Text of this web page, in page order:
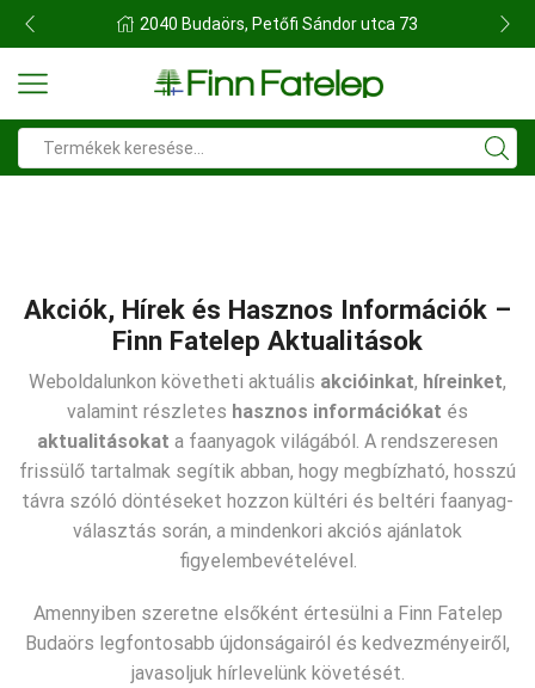
FINN FATELEP BUDAÖRS
input
Akciók, Hírek és Hasznos Információk –
Finn Fatelep Aktualitások
Weboldalunkon követheti aktuális akcióinkat, híreinket,
valamint részletes hasznos információkat és
aktualitásokat a faanyagok világából. A rendszeresen
frissülő tartalmak segítik abban, hogy megbízható, hosszú
távra szóló döntéseket hozzon kültéri és beltéri faanyag-
választás során, a mindenkori akciós ajánlatok
figyelembevételével.
Amennyiben szeretne elsőként értesülni a Finn Fatelep
Budaörs legfontosabb újdonságairól és kedvezményeiről,
javasoljuk hírlevelünk követését.